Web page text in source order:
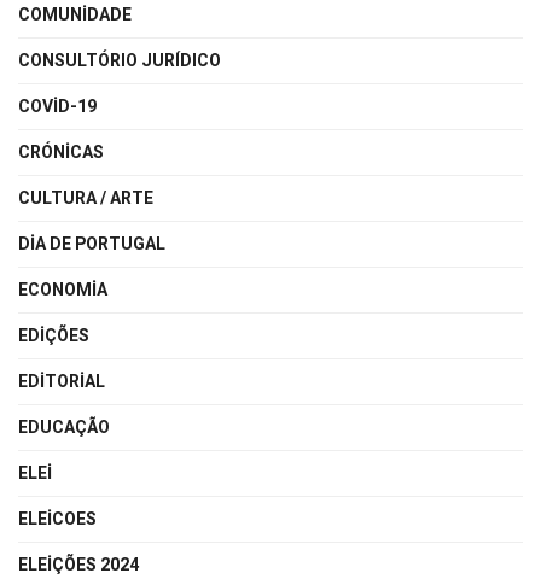
COMUNIDADE
CONSULTÓRIO JURÍDICO
COVID-19
CRÓNICAS
CULTURA / ARTE
DIA DE PORTUGAL
ECONOMIA
EDIÇÕES
EDITORIAL
EDUCAÇÃO
ELEI
ELEICOES
ELEIÇÕES 2024